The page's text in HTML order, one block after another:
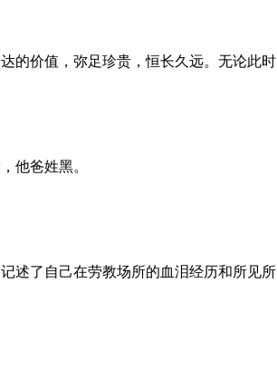
价值，弥足珍贵，恒长久远。无论此
他爸姓黑。
述了自己在劳教场所的血泪经历和所见